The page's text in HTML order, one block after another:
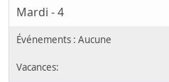
Mardi - 4